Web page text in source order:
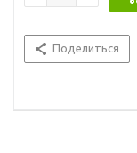
Материал :
Поделиться